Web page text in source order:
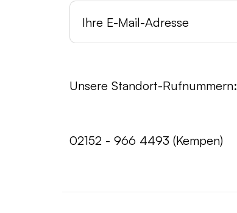
Unsere Standort-Rufnummern:
02152 - 966 4493 (Kempen)